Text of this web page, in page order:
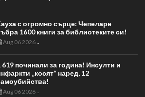
с огромно сърце: Чепеларе
1600 книги за библиотеките си!
Aug 06 2026 -
619 починали за година! Инсулти и
„косят“ наред, 12
Aug 06 2026 -